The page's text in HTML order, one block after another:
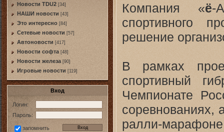
Новости TDU2 [34]
НАШИ новости [43]
Это интересно [84]
Сетевые новости [57]
Автоновости [417]
Новости софта [48]
Новоcти железа [90]
Игровые новости [119]
Вход
Логин:
Пароль:
запомнить
Компания «ё-
спортивного
решение
В рамках
спортивный
Чемпионате
соревнованиях,
ралли-